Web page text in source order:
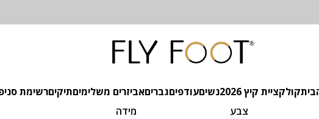
קולקציית קיץ 2026 נשיםעודפיםגבריםאביזרים משלימיםתיקיםרשימת
צבע
מידה